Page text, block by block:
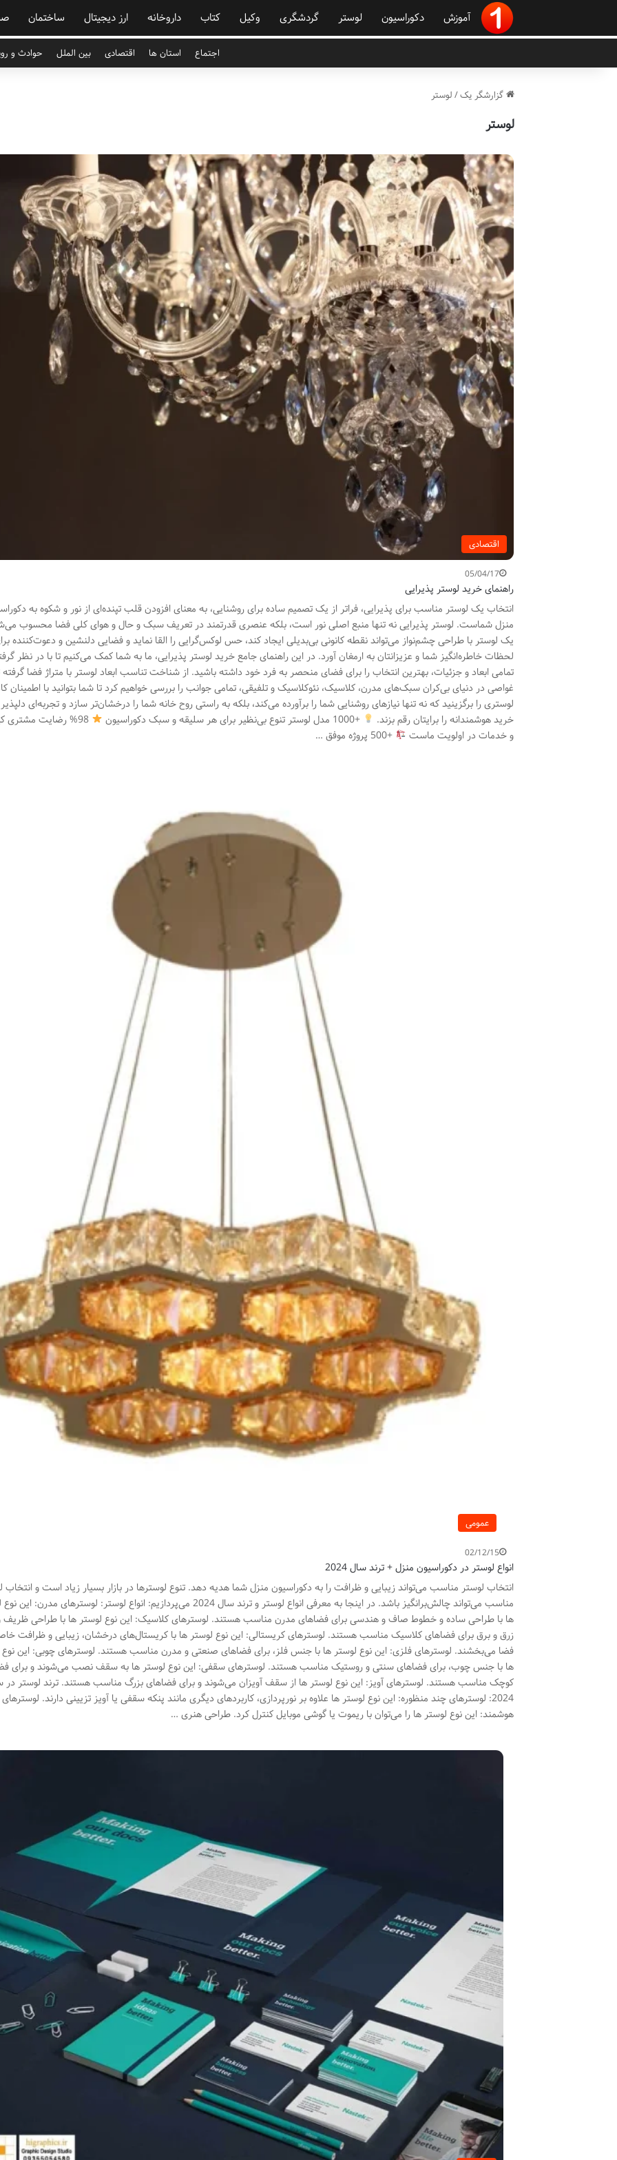
آموزش دکوراسیون لوستر گردشگری وکیل کتاب داروخانه ارز دیجیتال ساختمان
اجتماع استان ها اقتصادی بین الملل حوادث و
گزارشگر یک/ لوستر
لوستر
اقتصادی
05/04/17
راهنمای خرید لوستر پذیرایی
انتخاب یک لوستر مناسب برای پذیرایی، فراتر از یک تصمیم ساده برای روشنایی، به معنای افزودن قلب تپنده‌ای از نور و شکوه به
منزل شماست. لوستر پذیرایی نه تنها منبع اصلی نور است، بلکه عنصری قدرتمند در تعریف سبک و حال و هوای کلی فضا محسوب
یک لوستر با طراحی چشم‌نواز می‌تواند نقطه کانونی بی‌بدیلی ایجاد کند، حس لوکس‌گرایی را القا نماید و فضایی دلنشین و دعوت‌کننده
لحظات خاطره‌انگیز شما و عزیزانتان به ارمغان آورد. در این راهنمای جامع خرید لوستر پذیرایی، ما به شما کمک می‌کنیم تا با در نظر
تمامی ابعاد و جزئیات، بهترین انتخاب را برای فضای منحصر به فرد خود داشته باشید. از شناخت تناسب ابعاد لوستر با متراژ فضا گرفته
غواصی در دنیای بی‌کران سبک‌های مدرن، کلاسیک، نئوکلاسیک و تلفیقی، تمامی جوانب را بررسی خواهیم کرد تا شما بتوانید با اطمینان
لوستری را برگزینید که نه تنها نیازهای روشنایی شما را برآورده می‌کند، بلکه به راستی روح خانه شما را درخشان‌تر سازد و تجربه‌ای
خرید هوشمندانه را برایتان رقم بزند.
+1000 مدل لوستر تنوع بی‌نظیر برای هر سلیقه و سبک دکوراسیون
98% رضایت مشتری
و خدمات در اولویت ماست
+500 پروژه موفق …
عمومی
02/12/15
انواع لوستر در دکوراسیون منزل + ترند سال 2024
انتخاب لوستر مناسب می‌تواند زیبایی و ظرافت را به دکوراسیون منزل شما هدیه دهد. تنوع لوسترها در بازار بسیار زیاد است و انتخاب
مناسب می‌تواند چالش‌برانگیز باشد. در اینجا به معرفی انواع لوستر و ترند سال 2024 می‌پردازیم: انواع لوستر: لوسترهای مدرن:
ها با طراحی ساده و خطوط صاف و هندسی برای فضاهای مدرن مناسب هستند. لوسترهای کلاسیک: این نوع لوستر ها با طراحی ظریف
زرق و برق برای فضاهای کلاسیک مناسب هستند. لوسترهای کریستالی: این نوع لوستر ها با کریستال‌های درخشان، زیبایی و ظرافت
فضا می‌بخشند. لوسترهای فلزی: این نوع لوستر ها با جنس فلز، برای فضاهای صنعتی و مدرن مناسب هستند. لوسترهای چوبی: این نوع
ها با جنس چوب، برای فضاهای سنتی و روستیک مناسب هستند. لوسترهای سقفی: این نوع لوستر ها به سقف نصب می‌شوند و برای
کوچک مناسب هستند. لوسترهای آویز: این نوع لوستر ها از سقف آویزان می‌شوند و برای فضاهای بزرگ مناسب هستند. ترند لوستر در
2024: لوسترهای چند منظوره: این نوع لوستر ها علاوه بر نورپردازی، کاربردهای دیگری مانند پنکه سقفی یا آویز تزیینی دارند. لوسترهای
هوشمند: این نوع لوستر ها را می‌توان با ریموت یا گوشی موبایل کنترل کرد. طراحی هنری …